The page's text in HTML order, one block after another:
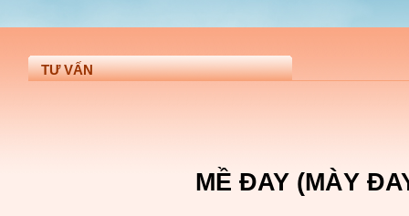
TƯ VẤN
MỀ ĐAY (MÀY